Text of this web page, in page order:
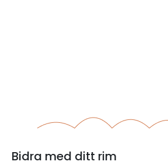
Bidra med ditt rim